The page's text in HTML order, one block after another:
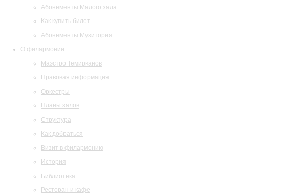
Абонементы Малого зала
Как купить билет
Абонементы Музитория
О филармонии
Маэстро Темирканов
Правовая информация
Оркестры
Планы залов
Структура
Как добраться
Визит в филармонию
История
Библиотека
Ресторан и кафе